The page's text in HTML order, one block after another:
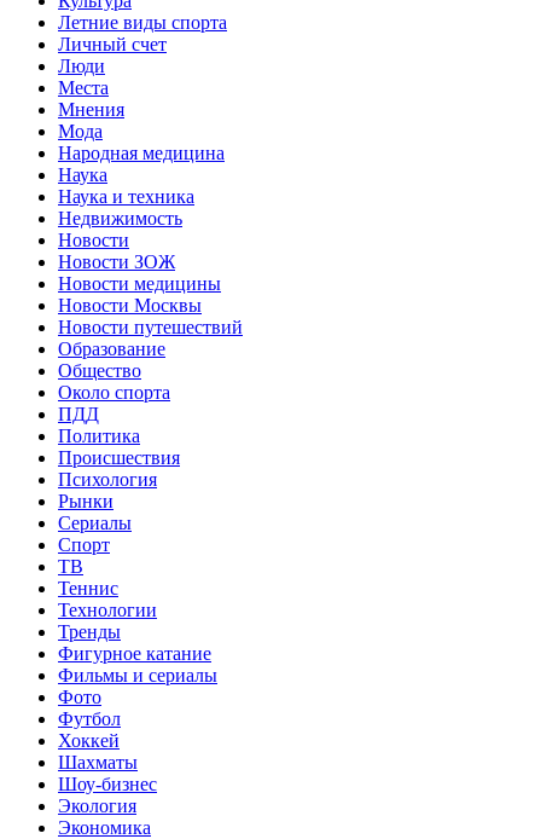
Летние виды спорта
Личный счет
Люди
Места
Мнения
Мода
Народная медицина
Наука
Наука и техника
Недвижимость
Новости
Новости ЗОЖ
Новости медицины
Новости Москвы
Новости путешествий
Образование
Общество
Около спорта
ПДД
Политика
Происшествия
Психология
Рынки
Сериалы
Спорт
ТВ
Теннис
Технологии
Тренды
Фигурное катание
Фильмы и сериалы
Фото
Футбол
Хоккей
Шахматы
Шоу-бизнес
Экология
Экономика